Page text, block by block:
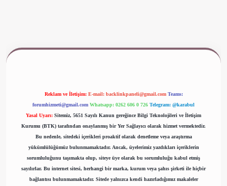
Reklam ve İletişim: E-mail: backlinkpaneli@gmail.com Teams:
forumhizmeti@gmail.com Whatsapp: 0262 606 0 726 Telegram: @karabul
Yasal Uyarı: Sitemiz, 5651 Sayılı Kanun gereğince Bilgi Teknolojileri ve İletişim
Kurumu (BTK) tarafından onaylanmış bir Yer Sağlayıcı olarak hizmet vermektedir.
Bu nedenle, sitedeki içerikleri proaktif olarak denetleme veya araştırma
yükümlülüğümüz bulunmamaktadır. Ancak, üyelerimiz yazdıkları içeriklerin
sorumluluğunu taşımakta olup, siteye üye olarak bu sorumluluğu kabul etmiş
sayılırlar. Bu internet sitesi, herhangi bir marka, kurum veya şahıs şirketi ile hiçbir
bağlantısı bulunmamaktadır. Sitede yalnızca kendi hazırladığımız makaleler